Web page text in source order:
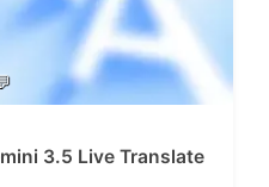
3.5 Live Translate